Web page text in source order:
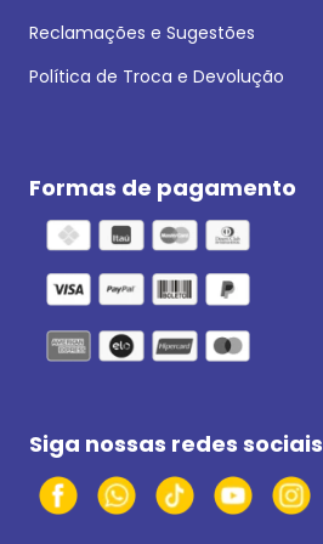
Reclamações e Sugestões
Política de Troca e Devolução
Formas de pagamento
Siga nossas redes sociais